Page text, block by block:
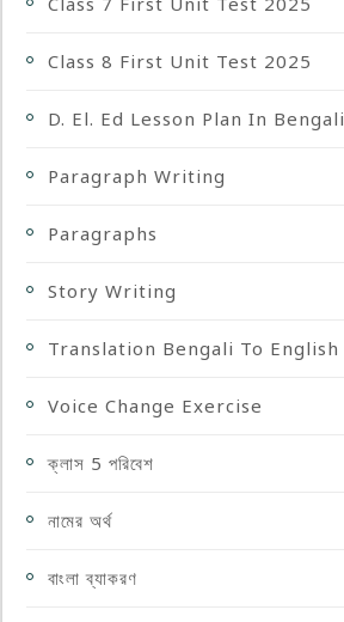
Class 8 First Unit Test 2025
D. El. Ed Lesson Plan In Bengali
Paragraph Writing
Paragraphs
Story Writing
Translation Bengali To English
Voice Change Exercise
ক্লাস 5 পরিবেশ
নামের অর্থ
বাংলা ব্যাকরণ